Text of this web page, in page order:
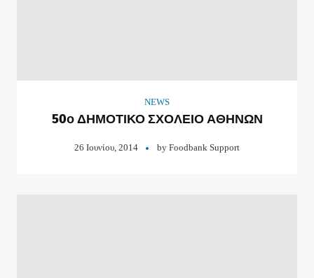
NEWS
50ο ΔΗΜΟΤΙΚΟ ΣΧΟΛΕΙΟ ΑΘΗΝΩΝ
26 Ιουνίου, 2014 by Foodbank Support